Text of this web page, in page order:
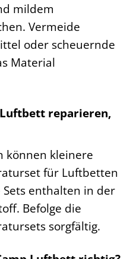
mildem
Vermeide
oder scheuernde
Material
Luftbett reparieren,
können kleinere
für Luftbetten
enthalten in der
Befolge die
sorgfältig.